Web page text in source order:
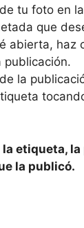
tu foto⁢ en
‌que
abierta, haz
publicación.
la
‌etiqueta,⁢
la publicó.